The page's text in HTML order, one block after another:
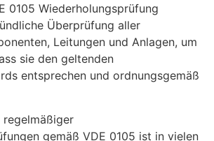
0105 Wiederholungsprüfung
Überprüfung aller
Leitungen und Anlagen, um
sie den geltenden
entsprechen und ordnungsgemäß
regelmäßiger
gemäß VDE 0105 ist in vielen